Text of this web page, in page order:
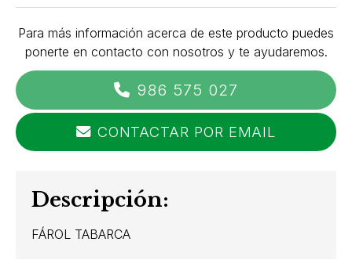
Para más información acerca de este producto puedes
ponerte en contacto con nosotros y te ayudaremos.
986 575 027
CONTACTAR POR EMAIL
Descripción:
FÁROL TABARCA